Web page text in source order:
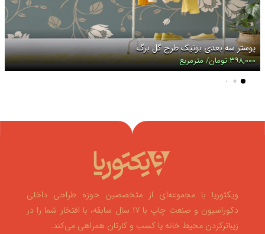
پوستر سه بعدی بوتیک طرح گل برگ
۳۹۸,۰۰۰ تومان/ مترمربع
ویکتوریا با مجموعه‌ای از متخصصین حوزه طراحی داخلی
دکوراسیون و صنعت چاپ با ۱۷ سال سابقه، با افتخار شما را در
زیباترکردن محیط خانه یا کسب و کارتان همراهی می‌کند.